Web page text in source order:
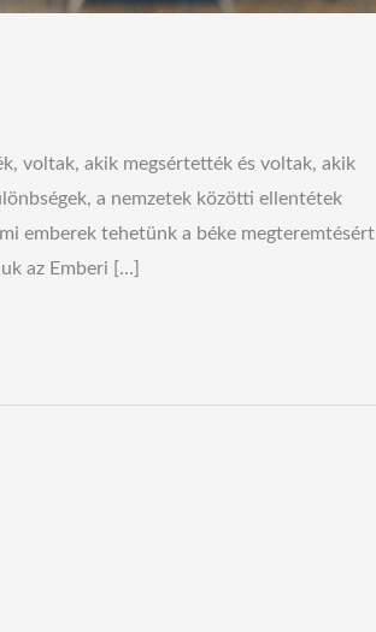
voltak, akik megsértették és voltak, akik
a nemzetek közötti ellentétek
emberek tehetünk a béke megteremtésért
az Emberi […]